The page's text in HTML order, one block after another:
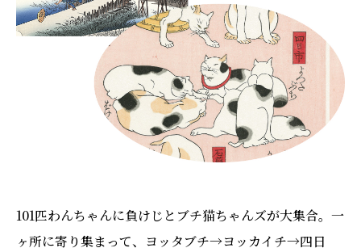
101匹わんちゃんに負けじとブチ猫ちゃんズが大集合。一
ヶ所に寄り集まって、ヨッタブチ→ヨッカイチ→四日